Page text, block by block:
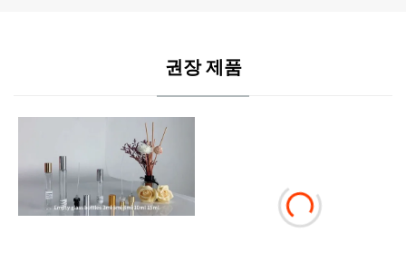
권장 제품